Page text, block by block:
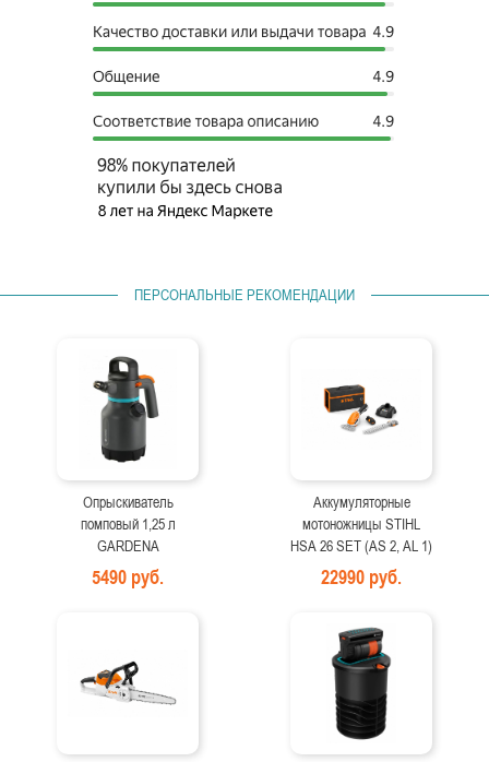
ПЕРСОНАЛЬНЫЕ РЕКОМЕНДАЦИИ
Опрыскиватель
помповый 1,25 л
GARDENA
5490 руб.
Аккумуляторные
мотоножницы STIHL
HSA 26 SET (AS 2, AL 1)
22990 руб.